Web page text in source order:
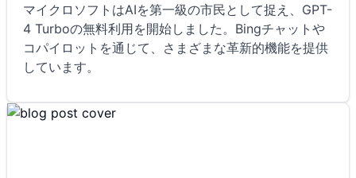
マイクロソフトはAIを第一級の市民として捉え、GPT-
4 Turboの無料利用を開始しました。Bingチャットや
コパイロットを通じて、さまざまな革新的機能を提供
しています。